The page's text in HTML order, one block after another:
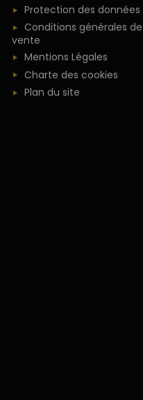
Protection des données
Conditions générales de
vente
Mentions Légales
Charte des cookies
Plan du site